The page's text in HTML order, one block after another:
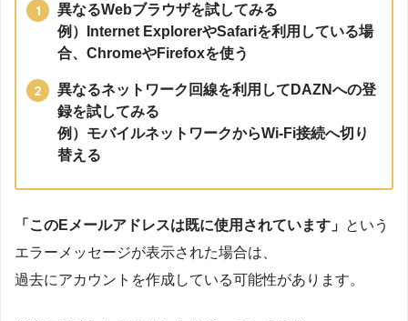
異なるWebブラウザを試してみる
例）Internet ExplorerやSafariを利用している場
合、ChromeやFirefoxを使う
異なるネットワーク回線を利用してDAZNへの登
録を試してみる
例）モバイルネットワークからWi-Fi接続へ切り
替える
「このEメールアドレスは既に使用されています」 という
エラーメッセージが表示された場合は、
過去にアカウントを作成している可能性があります。